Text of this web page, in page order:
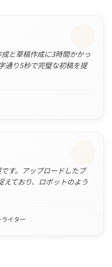
と草稿作成に3時間かかっ
通り5秒で完璧な初稿を提
す。アップロードしたブ
えており、ロボットのよう
イター